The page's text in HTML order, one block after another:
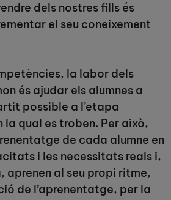
dels nostres fills és
el seu coneixement
la labor dels
és ajudar els alumnes a
possible a l’etapa
la qual es troben. Per això,
de cada alumne en
i les necessitats reals i,
aprenen al seu propi ritme,
de l’aprenentatge, per la